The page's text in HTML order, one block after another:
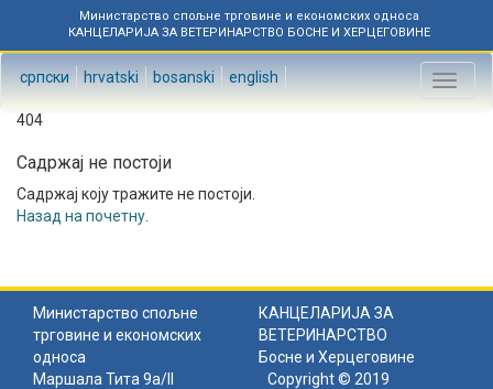
Министарство спољне трговине и економских односа
КАНЦЕЛАРИЈА ЗА ВЕТЕРИНАРСТВО БОСНЕ И ХЕРЦЕГОВИНЕ
српски hrvatski bosanski english
Toggle
404
Садржај не постоји
Садржај коју тражите не постоји.
Назад на почетну
Министарство спољне
трговине и економских
односа
КАНЦЕЛАРИЈА ЗА
ВЕТЕРИНАРСТВО
Босне и Херцеговине
Маршала Тита 9а/II
Copyright © 2019